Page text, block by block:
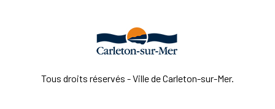
Tous droits réservés - Ville de Carleton-sur-Mer.